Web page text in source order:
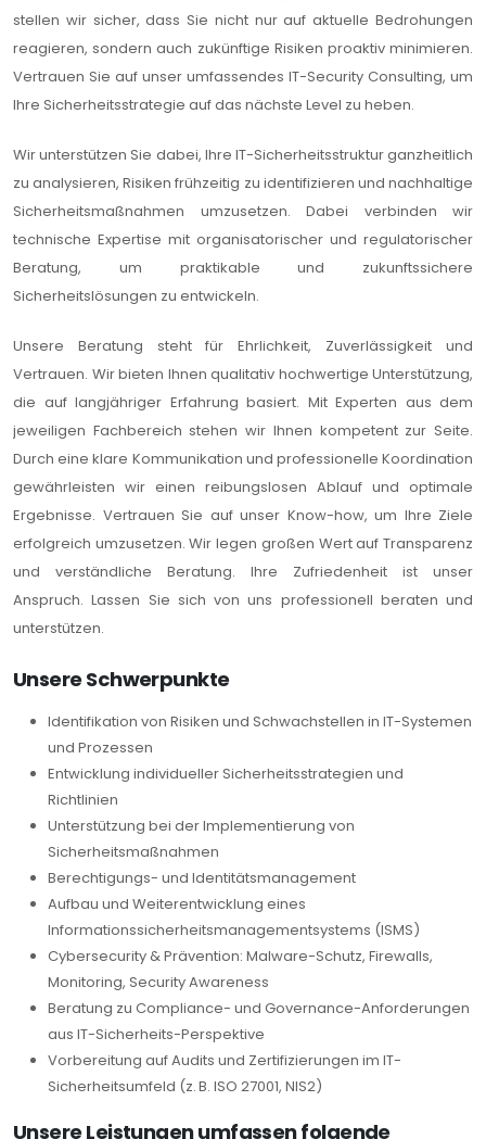
stellen wir sicher, dass Sie nicht nur auf aktuelle Bedrohungen
reagieren, sondern auch zukünftige Risiken proaktiv minimieren.
Vertrauen Sie auf unser umfassendes IT-Security Consulting, um
Ihre Sicherheitsstrategie auf das nächste Level zu heben.
Wir unterstützen Sie dabei, Ihre IT-Sicherheitsstruktur ganzheitlich
zu analysieren, Risiken frühzeitig zu identifizieren und nachhaltige
Sicherheitsmaßnahmen umzusetzen. Dabei verbinden wir
technische Expertise mit organisatorischer und regulatorischer
Beratung, um praktikable und zukunftssichere
Sicherheitslösungen zu entwickeln.
Unsere Beratung steht für Ehrlichkeit, Zuverlässigkeit und
Vertrauen. Wir bieten Ihnen qualitativ hochwertige Unterstützung,
die auf langjähriger Erfahrung basiert. Mit Experten aus dem
jeweiligen Fachbereich stehen wir Ihnen kompetent zur Seite.
Durch eine klare Kommunikation und professionelle Koordination
gewährleisten wir einen reibungslosen Ablauf und optimale
Ergebnisse. Vertrauen Sie auf unser Know-how, um Ihre Ziele
erfolgreich umzusetzen. Wir legen großen Wert auf Transparenz
und verständliche Beratung. Ihre Zufriedenheit ist unser
Anspruch. Lassen Sie sich von uns professionell beraten und
unterstützen.
Unsere Schwerpunkte
Identifikation von Risiken und Schwachstellen in IT-Systemen
und Prozessen
Entwicklung individueller Sicherheitsstrategien und
Richtlinien
Unterstützung bei der Implementierung von
Sicherheitsmaßnahmen
Berechtigungs- und Identitätsmanagement
Aufbau und Weiterentwicklung eines
Informationssicherheitsmanagementsystems (ISMS)
Cybersecurity & Prävention: Malware-Schutz, Firewalls,
Monitoring, Security Awareness
Beratung zu Compliance- und Governance-Anforderungen
aus IT-Sicherheits-Perspektive
Vorbereitung auf Audits und Zertifizierungen im IT-
Sicherheitsumfeld (z. B. ISO 27001, NIS2)
Unsere Leistungen umfassen folgende